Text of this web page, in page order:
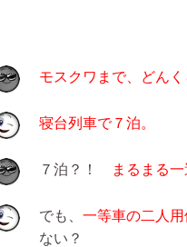
モスクワまで、どん
寝台列車で７泊。
７泊？！ まるまる
でも、 一等車の二人
ない？